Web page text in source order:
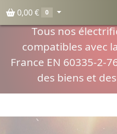
Panneau de gestion des cookies
Compatibilité
Tous nos
compatibles avec
France EN 60335-2-
des biens et
0,00 € 0